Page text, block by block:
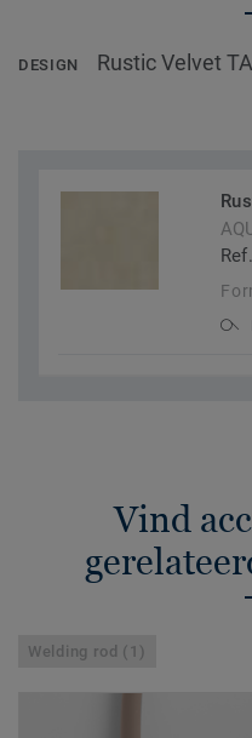
DESIGN Rustic Velvet
Vind
Welding rod (1)